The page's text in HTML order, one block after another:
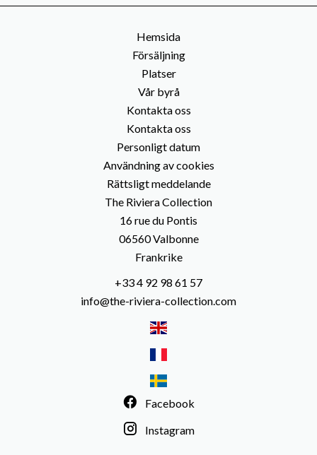
Hemsida
Försäljning
Platser
Vår byrå
Kontakta oss
Kontakta oss
Personligt datum
Användning av cookies
Rättsligt meddelande
The Riviera Collection
16 rue du Pontis
06560Valbonne
Frankrike
+33 4 92 98 61 57
info@the-riviera-collection.com
Facebook
Instagram